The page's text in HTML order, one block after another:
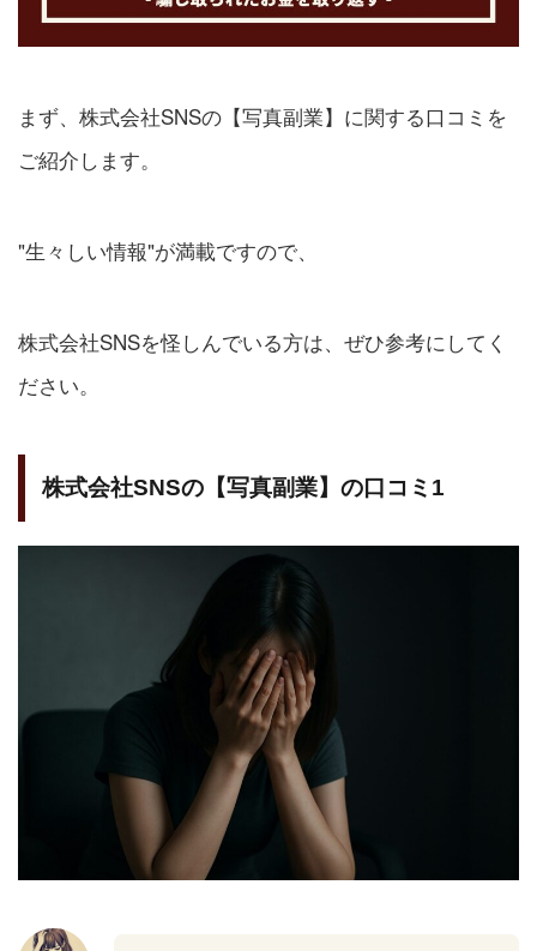
まず、株式会社SNSの【写真副業】に関する口コミを
ご紹介します。
"生々しい情報"が満載ですので、
株式会社SNSを怪しんでいる方は、ぜひ参考にしてく
ださい。
株式会社SNSの【写真副業】の口コミ1